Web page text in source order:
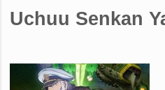
Uchuu Senkan